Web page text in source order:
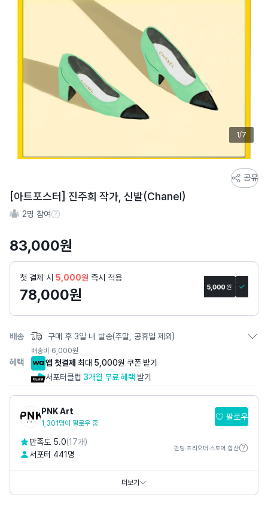
1/7
토
어
스
리
상
지
공유
[아트포스터] 진주희 작가, 신발(Chanel)
2명 참여참여 수 정보
83,000원
첫 결제 시 5,000원 즉시 적용
78,000원
배송 구매 후 3일 내 발송(주말, 공휴일 제외)
배송비 6,000원
혜택 앱 첫결제 최대 5,000원 쿠폰 받기
서포터클럽 3개월 무료 혜택 받기
PNK Art
1,301명이 팔로우 중
팔로우
만족도 5.0(17개)
서포터 441명
펀딩·프리오더·스토어 합산
더보기